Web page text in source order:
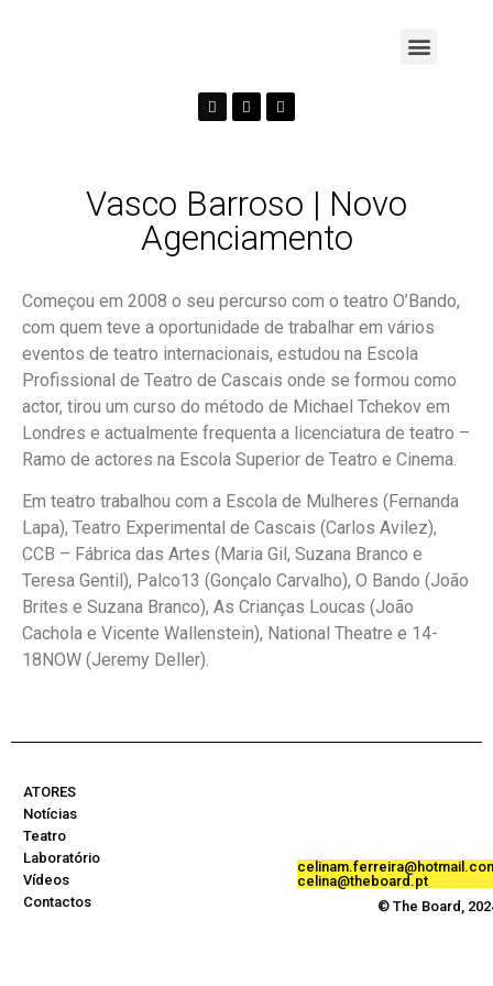
Vasco Barroso | Novo
Agenciamento
Começou em 2008 o seu percurso com o teatro O’Bando,
com quem teve a oportunidade de trabalhar em vários
eventos de teatro internacionais, estudou na Escola
Profissional de Teatro de Cascais onde se formou como
actor, tirou um curso do método de Michael Tchekov em
Londres e actualmente frequenta a licenciatura de teatro –
Ramo de actores na Escola Superior de Teatro e Cinema.
Em teatro trabalhou com a Escola de Mulheres (Fernanda
Lapa), Teatro Experimental de Cascais (Carlos Avilez),
CCB – Fábrica das Artes (Maria Gil, Suzana Branco e
Teresa Gentil), Palco13 (Gonçalo Carvalho), O Bando (João
Brites e Suzana Branco), As Crianças Loucas (João
Cachola e Vicente Wallenstein), National Theatre e 14-
18NOW (Jeremy Deller).
ATORES
Notícias
Teatro
Laboratório
Vídeos
Contactos
celina@theboard.pt
© The Board,